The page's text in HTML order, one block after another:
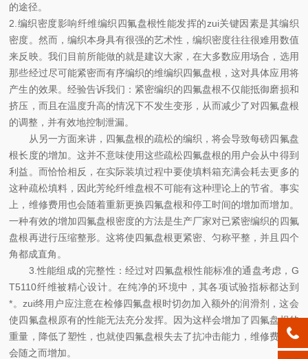
的途径。
2.编织密度影响纤维编织四氟盘根性能发挥的zui关键因素是其编织
密度。然而，编织本身具有很强的艺术性，编织密度往往很难用数值
来反映。我们目前所能做的就是建议大家，在大多数应用场合，选用
那些经过尽可能紧密而有序编织的维编织四氟盘根，这对具体应用将
产生的效果。经验告诉我们：紧密编织的四氟盘根不仅能抵御磨损和
挤压，而且在温度升高的情况下不发生变形，从而减少了对四氟盘根
的调整，并有效地控制泄漏。
从另一方面来讲，四氟盘根的疏松的编织，将会导致每磅四氟盘
根长度的增加。这并不意味使用这些疏松四氟盘根的用户会从中得到
利益。而恰恰相反，在实际装填过程中要使填料箱充满会耗去更多的
这种疏松填料，因此芳纶纤维盘根不可能有这种理论上的节省。事实
上，维修费用也会随着重新更换四氟盘根和停工时间的增加而增加。
一种有效的增加四氟盘根密度的方法是生产厂家对已紧密编织的四氟
盘根再进行压缩整形。这将使四氟盘根更紧密、匀称平整，并且四个
角都成直角。
3.性能组成的完整性： 经过对四氟盘根性能标准的通盘考虑，G
T5110纤维被精心设计。在纯净的环境中，其各项试验指标都达到
*。zui终用户应注意在检修四氟盘根时切勿加入额外的润滑剂，这会
使四氟盘根原有的性能无法充分发挥。因为这样会增加了四氟盘根的
重量，降低了塑性，也就使四氟盘根失去了抗冲击能力，维修费用也
会随之而增加。